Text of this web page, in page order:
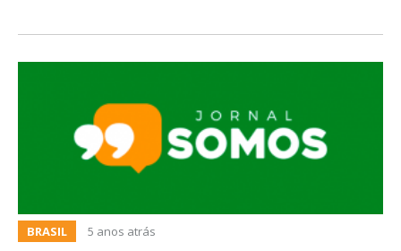
BRASIL 5 anos atrás